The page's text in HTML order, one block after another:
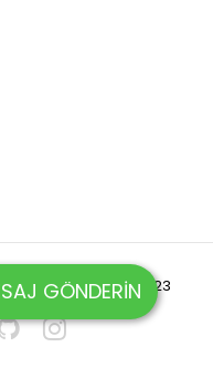
Limited Şirketi© 2023
GÖNDERİN